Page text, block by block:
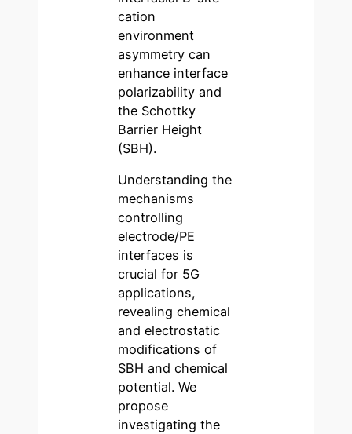
cation
environment
asymmetry can
enhance interface
polarizability and
the Schottky
Barrier Height
(SBH).
Understanding the
mechanisms
controlling
electrode/PE
interfaces is
crucial for 5G
applications,
revealing chemical
and electrostatic
modifications of
SBH and chemical
potential. We
propose
investigating the